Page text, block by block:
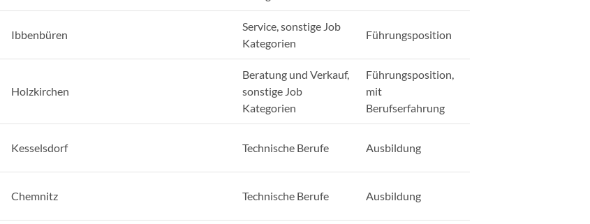
Ibbenbüren
Service, sonstige Job
Kategorien
Führungsposition
Holzkirchen
Beratung und Verkauf,
sonstige Job
Kategorien
Führungsposition,
mit
Berufserfahrung
Kesselsdorf Technische Berufe Ausbildung
Chemnitz Technische Berufe Ausbildung